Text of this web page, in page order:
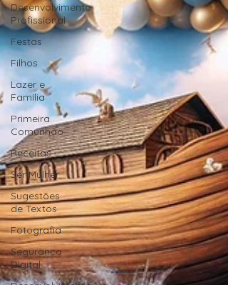
Desenvolvimento
Profissional
Festas
Filhos
Lazer e
Família
Primeira
Comunhão
Receitas
Ser Mulher
Sugestões
de Textos
Fotografia
Segurança
Digital